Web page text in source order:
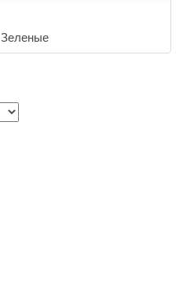
Зеленые